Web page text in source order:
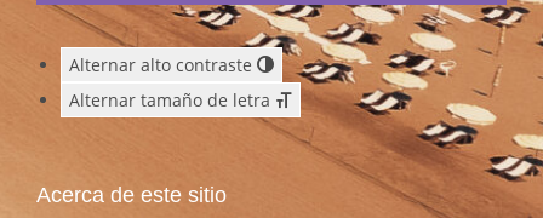
Alternar alto contraste
Alternar tamaño de letra
Acerca de este sitio